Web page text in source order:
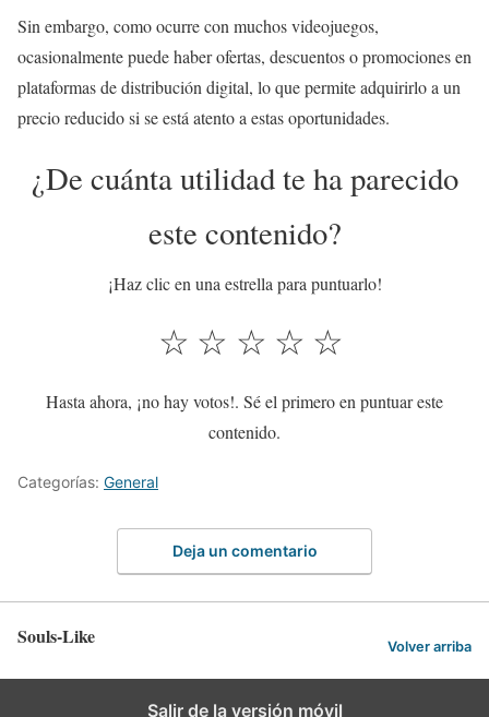
Sin embargo, como ocurre con muchos videojuegos,
ocasionalmente puede haber ofertas, descuentos o promociones en
plataformas de distribución digital, lo que permite adquirirlo a un
precio reducido si se está atento a estas oportunidades.
¿De cuánta utilidad te ha parecido
este contenido?
¡Haz clic en una estrella para puntuarlo!
☆
☆
☆
☆
☆
Hasta ahora, ¡no hay votos!. Sé el primero en puntuar este
contenido.
Categorías: General
Deja un comentario
Souls-Like Volver arriba
Salir de la versión móvil